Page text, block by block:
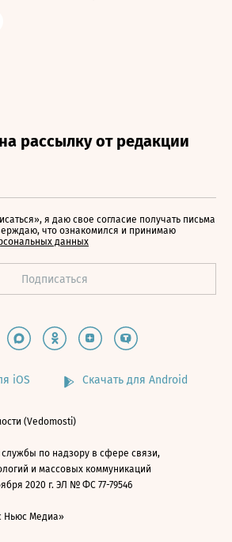
я даю свое согласие получать письма
что ознакомился и принимаю
данных
iOS Скачать для Android
(Vedomosti)
по надзору в сфере связи,
и массовых коммуникаций
2020 г. ЭЛ № ФС 77-79546
Ньюс Медиа»